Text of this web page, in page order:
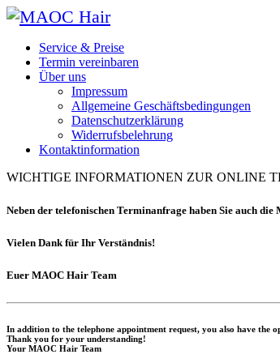
Service & Preise
Termin vereinbaren
Über uns
Impressum
Allgemeine Geschäftsbedingungen
Datenschutzerklärung
Widerrufsbelehrung
Kontaktinformation
WICHTIGE INFORMATIONEN ZUR ONLINE
Neben der telefonischen Terminanfrage haben Sie auch
Vielen Dank für Ihr Verständnis!
Euer MAOC Hair Team
In addition to the telephone appointment request, you also have
Thank you for your understanding!
Your MAOC Hair Team